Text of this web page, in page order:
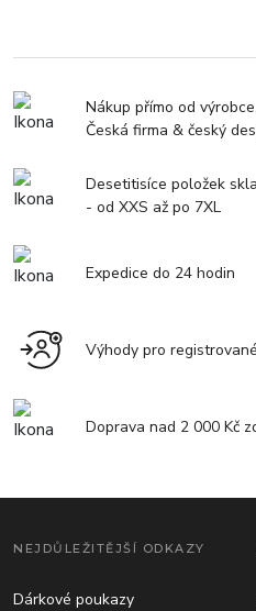
Nákup přímo od výrobce.
Česká firma & český
Desetitisíce položek
- od XXS až po 7XL
Expedice do 24 hodin
Výhody pro
Doprava nad 2 000 Kč
NEJDŮLEŽITĚJŠÍ ODKAZY
Dárkové poukazy